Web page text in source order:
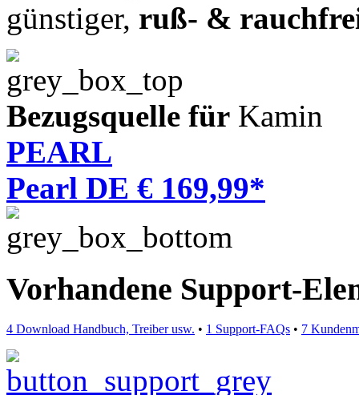
günstiger, ruß- &
Bezugsquelle für Kamin
PEARL
Pearl DE € 169,99*
Vorhandene Support-
4 Download Handbuch, Treiber usw. • 1 Support-FAQs • 7